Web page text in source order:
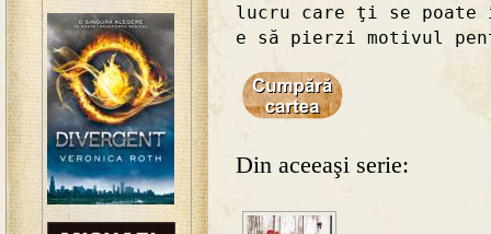
lucru care ţi se poate
e să pierzi motivul
Din aceeaşi serie: